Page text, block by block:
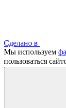
Сделано в
Мы используем
пользоваться